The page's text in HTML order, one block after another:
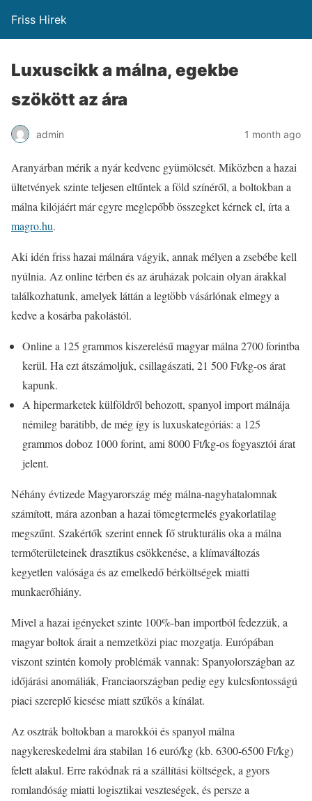
Friss Hirek
Luxuscikk a málna, egekbe
szökött az ára
admin 1 month ago
Aranyárban mérik a nyár kedvenc gyümölcsét. Miközben a hazai
ültetvények szinte teljesen eltűntek a föld színéről, a boltokban a
málna kilójáért már egyre meglepőbb összegket kérnek el, írta a
magro.hu.
Aki idén friss hazai málnára vágyik, annak mélyen a zsebébe kell
nyúlnia. Az online térben és az áruházak polcain olyan árakkal
találkozhatunk, amelyek láttán a legtöbb vásárlónak elmegy a
kedve a kosárba pakolástól.
Online a 125 grammos kiszerelésű magyar málna 2700 forintba
kerül. Ha ezt átszámoljuk, csillagászati, 21 500 Ft/kg-os árat
kapunk.
A hipermarketek külföldről behozott, spanyol import málnája
némileg barátibb, de még így is luxuskategóriás: a 125
grammos doboz 1000 forint, ami 8000 Ft/kg-os fogyasztói árat
jelent.
Néhány évtizede Magyarország még málna-nagyhatalomnak
számított, mára azonban a hazai tömegtermelés gyakorlatilag
megszűnt. Szakértők szerint ennek fő strukturális oka a málna
termőterületeinek drasztikus csökkenése, a klímaváltozás
kegyetlen valósága és az emelkedő bérköltségek miatti
munkaerőhiány.
Mivel a hazai igényeket szinte 100%-ban importból fedezzük, a
magyar boltok árait a nemzetközi piac mozgatja. Európában
viszont szintén komoly problémák vannak: Spanyolországban az
időjárási anomáliák, Franciaországban pedig egy kulcsfontosságú
piaci szereplő kiesése miatt szűkös a kínálat.
Az osztrák boltokban a marokkói és spanyol málna
nagykereskedelmi ára stabilan 16 euró/kg (kb. 6300-6500 Ft/kg)
felett alakul. Erre rakódnak rá a szállítási költségek, a gyors
romlandóság miatti logisztikai veszteségek, és persze a